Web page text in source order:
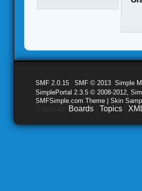
SMF 2.0.15 SMF © 2013 Simple
SimplePortal 2.3.5 © 2008-2012,
SMFSimple.com Theme | Skin Samp
Boards Topics